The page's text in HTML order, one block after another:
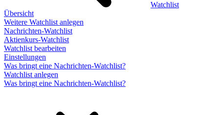
Watchlist
Übersicht
Weitere Watchlist anlegen
Nachrichten-Watchlist
Aktienkurs-Watchlist
Watchlist bearbeiten
Einstellungen
Was bringt eine Nachrichten-Watchlist?
Watchlist anlegen
Was bringt eine Nachrichten-Watchlist?